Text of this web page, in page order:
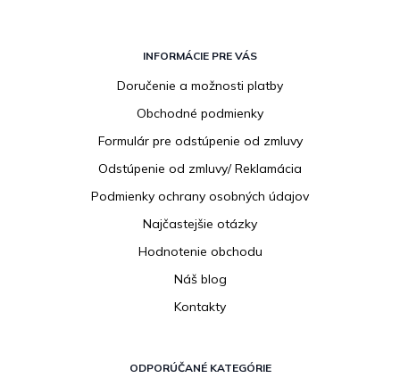
INFORMÁCIE PRE VÁS
Doručenie a možnosti platby
Obchodné podmienky
Formulár pre odstúpenie od zmluvy
Odstúpenie od zmluvy/ Reklamácia
Podmienky ochrany osobných údajov
Najčastejšie otázky
Hodnotenie obchodu
Náš blog
Kontakty
ODPORÚČANÉ KATEGÓRIE